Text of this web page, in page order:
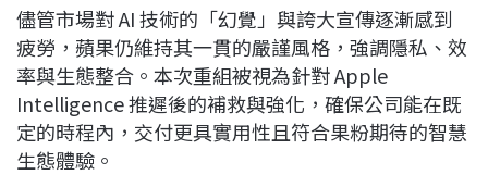
儘管市場對 AI 技術的「幻覺」與誇大宣傳逐漸感到
疲勞，蘋果仍維持其一貫的嚴謹風格，強調隱私、效
率與生態整合。本次重組被視為針對 Apple
Intelligence 推遲後的補救與強化，確保公司能在既
定的時程內，交付更具實用性且符合果粉期待的智慧
生態體驗。